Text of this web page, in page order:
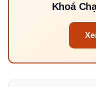
Khoá